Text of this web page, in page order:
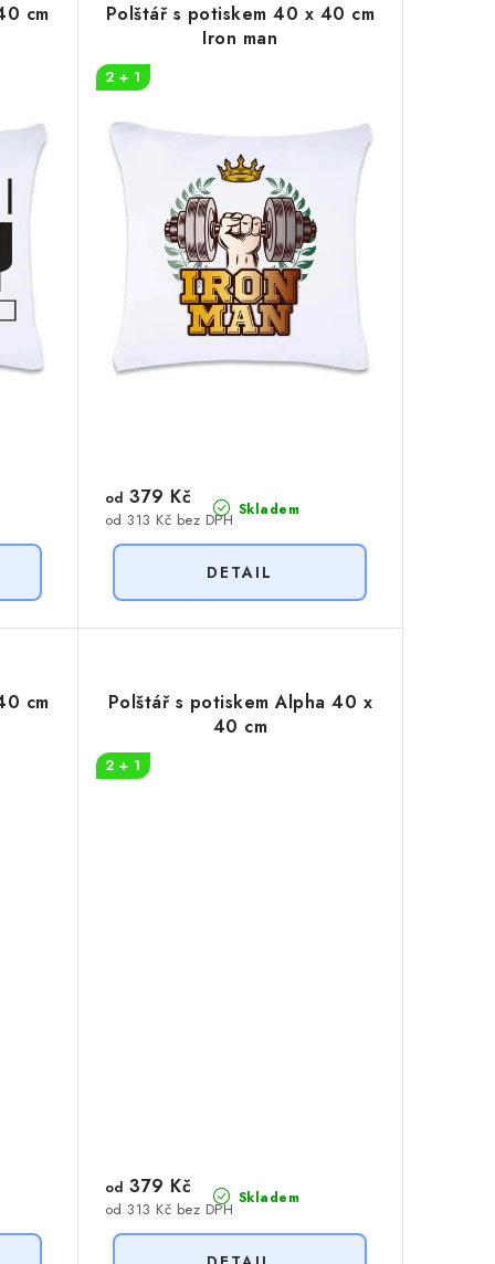
cm
Polštář s potiskem 40 x 40 cm
Iron man
2 + 1
Skladem
od 313 Kč bez DPH
od 379 Kč
cm
Polštář s potiskem Alpha 40 x
40 cm
2 + 1
Skladem
od 313 Kč bez DPH
od 379 Kč